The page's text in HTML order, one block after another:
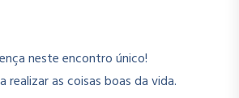
neste encontro único!
realizar as coisas boas da vida.